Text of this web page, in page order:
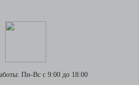
Пн-Вс с 9:00 до 18:00